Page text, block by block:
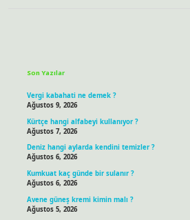
Son Yazılar
Vergi kabahati ne demek ?
Ağustos 9, 2026
Kürtçe hangi alfabeyi kullanıyor ?
Ağustos 7, 2026
Deniz hangi aylarda kendini temizler ?
Ağustos 6, 2026
Kumkuat kaç günde bir sulanır ?
Ağustos 6, 2026
Avene güneş kremi kimin malı ?
Ağustos 5, 2026